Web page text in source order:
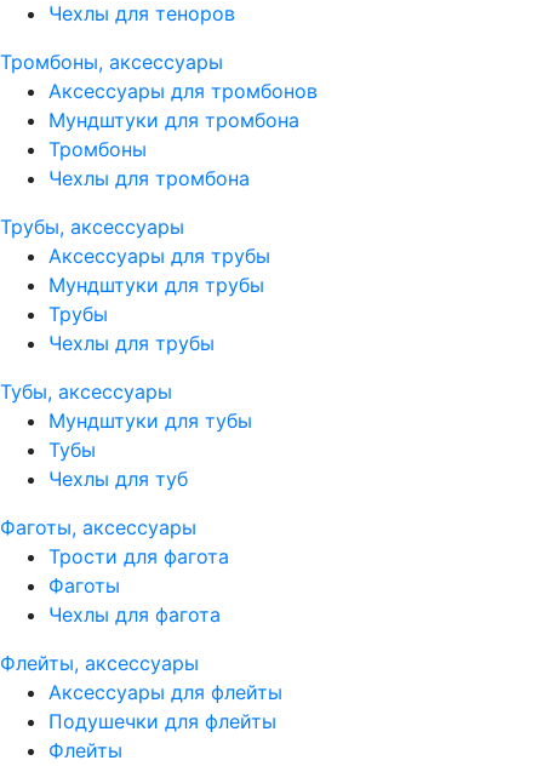
Чехлы для теноров
Тромбоны, аксессуары
Аксессуары для тромбонов
Мундштуки для тромбона
Тромбоны
Чехлы для тромбона
Трубы, аксессуары
Аксессуары для трубы
Мундштуки для трубы
Трубы
Чехлы для трубы
Тубы, аксессуары
Мундштуки для тубы
Тубы
Чехлы для туб
Фаготы, аксессуары
Трости для фагота
Фаготы
Чехлы для фагота
Флейты, аксессуары
Аксессуары для флейты
Подушечки для флейты
Флейты